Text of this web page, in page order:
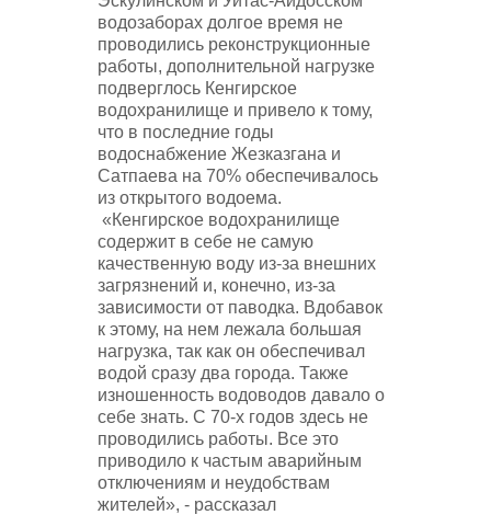
водозаборах долгое время не
проводились реконструкционные
работы, дополнительной нагрузке
подверглось Кенгирское
водохранилище и привело к тому,
что в последние годы
водоснабжение Жезказгана и
Сатпаева на 70% обеспечивалось
из открытого водоема.
«Кенгирское водохранилище
содержит в себе не самую
качественную воду из-за внешних
загрязнений и, конечно, из-за
зависимости от паводка. Вдобавок
к этому, на нем лежала большая
нагрузка, так как он обеспечивал
водой сразу два города. Также
изношенность водоводов давало о
себе знать. С 70-х годов здесь не
проводились работы. Все это
приводило к частым аварийным
отключениям и неудобствам
жителей», - рассказал